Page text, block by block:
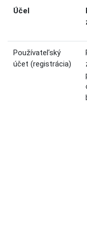
Účel
Používateľský
účet (registrácia)